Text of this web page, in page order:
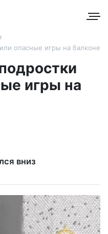
опасные игры на балконе
игры на
вниз